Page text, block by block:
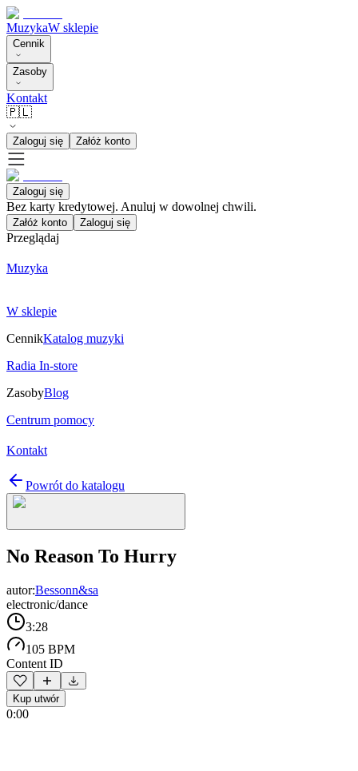
MuzykaW sklepie
Cennik
Zasoby
Kontakt
🇵🇱
Zaloguj się Załóż konto
Zaloguj się
Bez karty kredytowej. Anuluj w dowolnej chwili.
Załóż konto Zaloguj się
Przeglądaj
Muzyka
W sklepie
CennikKatalog muzyki
Radia In-store
ZasobyBlog
Centrum pomocy
Kontakt
Powrót do katalogu
No Reason To Hurry
autor:Bessonn&sa
electronic/dance
3:28
105 BPM
Content ID
Kup utwór
0:00